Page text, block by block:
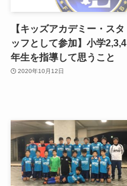
【キッズアカデミー・スタ
ッフとして参加】小学2,3,4
年生を指導して思うこと
2020年10月12日